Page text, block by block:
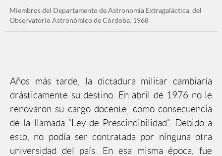
Miembros del Departamento de Astronomía Extragaláctica, del
Observatorio Astronómico de Córdoba. 1968
Años más tarde, la dictadura militar cambiaría
drásticamente su destino. En abril de 1976 no le
renovaron su cargo docente, como consecuencia
de la llamada “Ley de Prescindibilidad”. Debido a
esto, no podía ser contratada por ninguna otra
universidad del país. En esa misma época, fue